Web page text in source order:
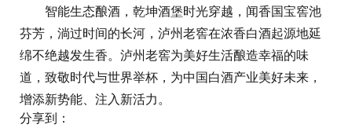
智能生态酿酒，乾坤酒堡时光穿越，闻香国宝窖池
芬芳，淌过时间的长河，泸州老窖在浓香白酒起源地延
绵不绝越发生香。泸州老窖为美好生活酿造幸福的味
道，致敬时代与世界举杯，为中国白酒产业美好未来，
增添新势能、注入新活力。
分享到：